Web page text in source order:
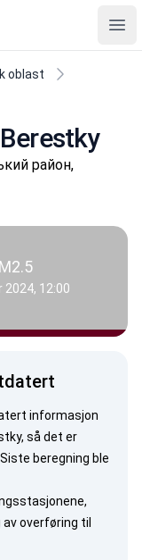
oblast
район,
12:00
informasjon
så det er
beregning ble
overføring til